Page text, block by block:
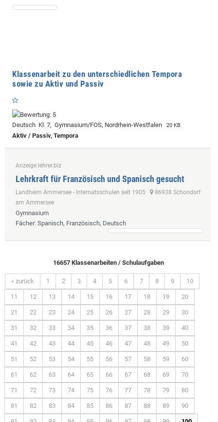
Klassenarbeit zu den unterschiedlichen Tempora
sowie zu Aktiv und Passiv
Deutsch Kl. 7, Gymnasium/FOS, Nordrhein-Westfalen 20 KB
Aktiv / Passiv, Tempora
Anzeige lehrer.biz
Lehrkraft für Französisch und Spanisch gesucht
Landheim Ammersee - Internatsschulen seit 1905
86938 Schondorf
am Ammersee
Gymnasium
Fächer: Spanisch, Französisch, Deutsch
16657 Klassenarbeiten / Schulaufgaben
« zurück 1 2 3 4 5 6 7 8 9 10
11 12 13 14 15 16 17 18 19 20
21 22 23 24 25 26 27 28 29 30
31 32 33 34 35 36 37 38 39 40
41 42 43 44 45 46 47 48 49 50
51 52 53 54 55 56 57 58 59 60
61 62 63 64 65 66 67 68 69 70
71 72 73 74 75 76 77 78 79 80
81 82 83 84 85 86 87 88 89 90